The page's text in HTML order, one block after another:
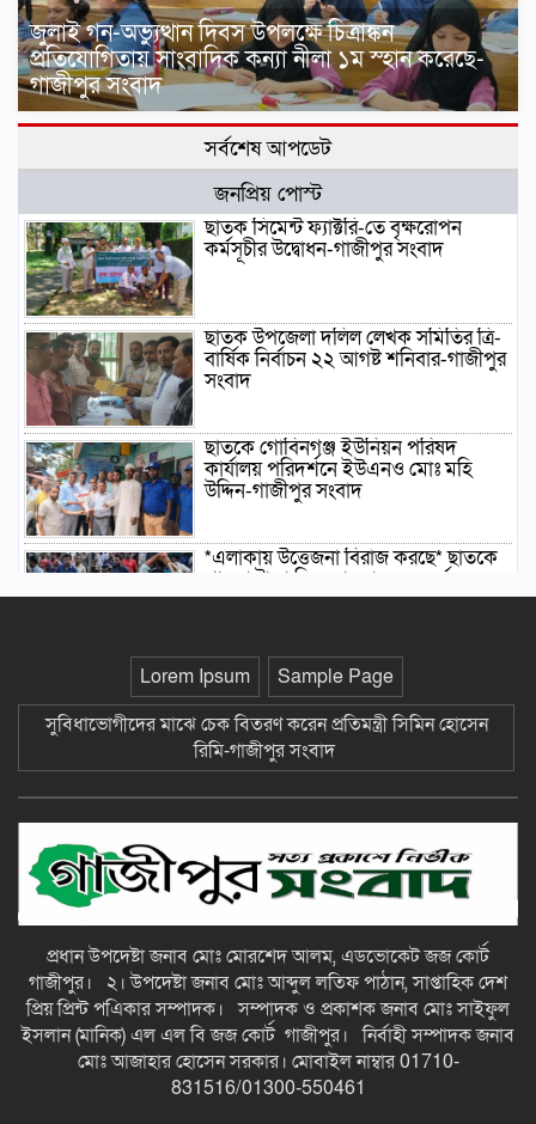
জুলাই গন-অভ্যুত্থান দিবস উপলক্ষে চিত্রাঙ্কন
প্রতিযোগিতায় সাংবাদিক কন্যা নীলা ১ম স্হান করেছে-
গাজীপুর সংবাদ
সর্বশেষ আপডেট
জনপ্রিয় পোস্ট
ছাতক সিমেন্ট ফ্যাক্টরি-তে বৃক্ষরোপন
কর্মসূচীর উদ্বোধন-গাজীপুর সংবাদ
ছাতক উপজেলা দলিল লেখক সমিতির ত্রি-
বার্ষিক নির্বাচন ২২ আগষ্ট শনিবার-গাজীপুর
সংবাদ
ছাতকে গোবিনগঞ্জ ইউনিয়ন পরিষদ
কার্যালয় পরিদর্শনে ইউএনও মোঃ মহি
উদ্দিন-গাজীপুর সংবাদ
*এলাকায় উত্তেজনা বিরাজ করছে* ছাতকে
পাওনা টাকা নিয়ে হামলা ও সংঘর্ষের
ঘটনায় আহত-৮ জন-গাজীপুর সংবাদ
ছাতকে আলীগঞ্জ বাজারে সাবেক মেম্বার
আব্দুন নুরের উপর সন্ত্রাসী হামলায় প্রতিবাদ
সভা-গাজীপুর সংবাদ
জুলাই গন-অভ্যুত্থান দিবস উপলক্ষে
চিত্রাঙ্কন প্রতিযোগিতায় সাংবাদিক কন্যা
নীলা ১ম স্হান করেছে-গাজীপুর সংবাদ
ছাতকে বিদ্যুৎ বিল, লোডশেডিংয়ের
প্রতিবাদে চরবাড়ুকা গ্রামের গ্রাহকদের
প্রতিবাদ ও ক্ষোভ-গাজীপুর সংবাদ
১২ হাজার টাকার ঋণে ১৩ লাখ টাকার
মামলা: সুদের ফাঁদে নীরব নির্যাতনের
শিকার, গ্রেপ্তার সুদ ব্যবসায়ী-গাজীপুর
সংবাদ
Lorem Ipsum
Sample Page
সুবিধাভোগীদের মাঝে চেক বিতরণ করেন প্রতিমন্ত্রী সিমিন হোসেন
রিমি-গাজীপুর সংবাদ
প্রধান উপদেষ্টা জনাব মোঃ মোরশেদ আলম, এডভোকেট জজ কোর্ট
গাজীপুর। ২। উপদেষ্টা জনাব মোঃ আব্দুল লতিফ পাঠান, সাপ্তাহিক দেশ
প্রিয় প্রিন্ট পএিকার সম্পাদক। সম্পাদক ও প্রকাশক জনাব মোঃ সাইফুল
ইসলান (মানিক) এল এল বি জজ কোর্ট গাজীপুর। নির্বাহী সম্পাদক জনাব
মোঃ আজাহার হোসেন সরকার। মোবাইল নাম্বার 01710-
831516/01300-550461